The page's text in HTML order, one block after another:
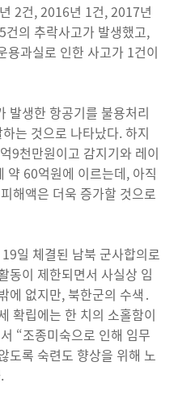
2건, 2016년 1건, 2017년
의 추락사고가 발생했고,
용과실로 인한 사고가 1건이
발생한 항공기를 불용처리
는 것으로 나타났다. 하지
9천만원이고 감지기와 레이
약 60억원에 이르는데, 아직
해액은 더욱 증가할 것으로
일 체결된 남북 군사합의로
동이 제한되면서 사실상 임
에 없지만, 북한군의 수색․
확립에는 한 치의 소홀함이
“조종미숙으로 인해 임무
도록 숙련도 향상을 위해 노